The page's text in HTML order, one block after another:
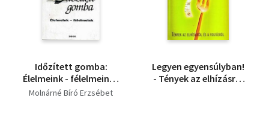
Időzített gomba:
Élelmeink - félelmeink -
Dedikált
Molnárné Bíró Erzsébet
Legyen egyensúlyban!
- Tények az elhízásról